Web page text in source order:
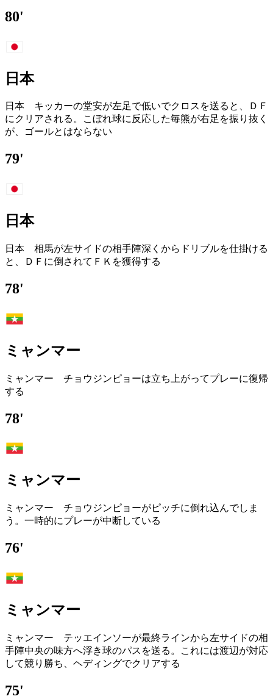
80'
日本
日本 キッカーの堂安が左足で低いでクロスを送ると、ＤＦ
にクリアされる。こぼれ球に反応した毎熊が右足を振り抜く
が、ゴールとはならない
79'
日本
日本 相馬が左サイドの相手陣深くからドリブルを仕掛ける
と、ＤＦに倒されてＦＫを獲得する
78'
ミャンマー
ミャンマー チョウジンピョーは立ち上がってプレーに復帰
する
78'
ミャンマー
ミャンマー チョウジンピョーがピッチに倒れ込んでしま
う。一時的にプレーが中断している
76'
ミャンマー
ミャンマー テッエインソーが最終ラインから左サイドの相
手陣中央の味方へ浮き球のパスを送る。これには渡辺が対応
して競り勝ち、ヘディングでクリアする
75'